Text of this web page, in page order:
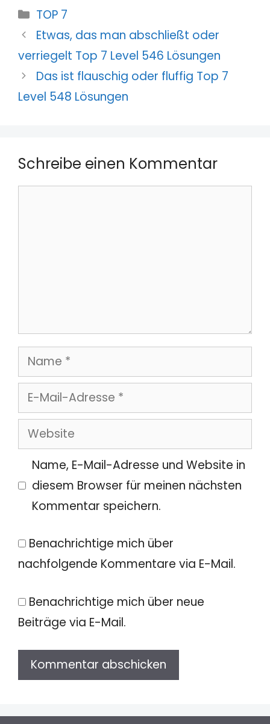
Kategorien
TOP 7
Etwas, das man abschließt oder
verriegelt Top 7 Level 546 Lösungen
Das ist flauschig oder fluffig Top 7
Level 548 Lösungen
Schreibe einen Kommentar
Name
E-
Mail-
Adresse
Website
Name, E-Mail-Adresse und Website in
diesem Browser für meinen nächsten
Kommentar speichern.
Benachrichtige mich über
nachfolgende Kommentare via E-Mail.
Benachrichtige mich über neue
Beiträge via E-Mail.